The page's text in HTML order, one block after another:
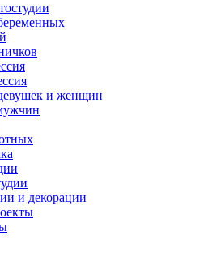
и женщин
и декорации